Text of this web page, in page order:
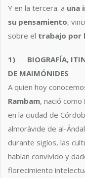
Y en la tercera. a una
su pensamiento,
sobre el trabajo por
1) BIOGRAFÍA,
DE MAIMÓNIDES
A quien hoy
Rambam, nació como
en la ciudad de
almorávide de al-
durante siglos, las
habían convivido y
florecimiento